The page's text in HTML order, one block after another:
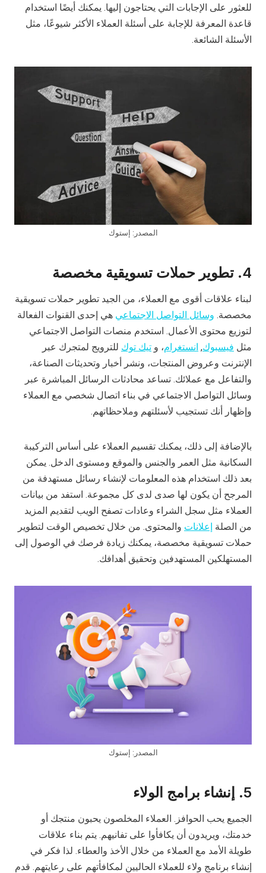
للعثور على الإجابات التي يحتاجون إليها. يمكنك أيضًا استخدام
قاعدة المعرفة للإجابة على أسئلة العملاء الأكثر شيوعًا، مثل
الأسئلة الشائعة.
المصدر: إستوك
4. تطوير حملات تسويقية مخصصة
لبناء علاقات أقوى مع العملاء، من الجيد تطوير حملات تسويقية
مخصصة. وسائل التواصل الاجتماعي هي إحدى القنوات الفعالة
لتوزيع محتوى الأعمال. استخدم منصات التواصل الاجتماعي
مثل فيسبوك, انستغرام، و تيك توك للترويج لمتجرك عبر
الإنترنت وعروض المنتجات، ونشر أخبار وتحديثات الصناعة،
والتفاعل مع عملائك. تساعد محادثات الرسائل المباشرة عبر
وسائل التواصل الاجتماعي في بناء اتصال شخصي مع العملاء
وإظهار أنك تستجيب لأسئلتهم وملاحظاتهم.
بالإضافة إلى ذلك، يمكنك تقسيم العملاء على أساس التركيبة
السكانية مثل العمر والجنس والموقع ومستوى الدخل. يمكن
بعد ذلك استخدام هذه المعلومات لإنشاء رسائل مستهدفة من
المرجح أن يكون لها صدى لدى كل مجموعة. استفد من بيانات
العملاء مثل سجل الشراء وعادات تصفح الويب لتقديم المزيد
من الصلة إعلانات والمحتوى. من خلال تخصيص الوقت لتطوير
حملات تسويقية مخصصة، يمكنك زيادة فرصك في الوصول إلى
المستهلكين المستهدفين وتحقيق أهدافك.
المصدر: إستوك
5. إنشاء برامج الولاء
الجميع يحب الحوافز. العملاء المخلصون يحبون منتجك أو
خدمتك، ويريدون أن يكافأوا على تفانيهم. يتم بناء علاقات
طويلة الأمد مع العملاء من خلال الأخذ والعطاء. لذا فكر في
إنشاء برنامج ولاء للعملاء الحاليين لمكافأتهم على رعايتهم. قدم